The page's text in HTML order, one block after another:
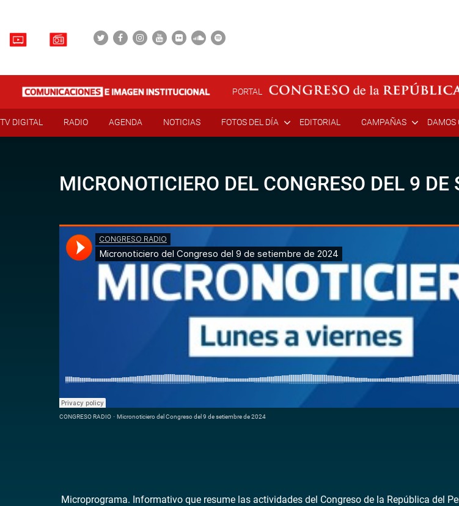
PORTAL
TV DIGITAL RADIO AGENDA NOTICIAS FOTOS DEL DÍA EDITORIAL CAMPAÑAS DAMOS
MICRONOTICIERO DEL CONGRESO DEL 9
CONGRESO RADIO · Micronoticiero del Congreso del 9 de setiembre de 2024
Microprograma. Informativo que resume las actividades del Congreso de la República del